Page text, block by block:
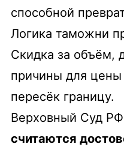
способной
Логика таможни
Скидка за объём,
причины для цены
пересёк границу.
Верховный Суд РФ
считаются